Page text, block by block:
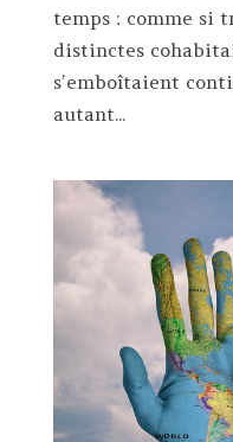
temps : comme si
distinctes
s’emboîtaient
autant...